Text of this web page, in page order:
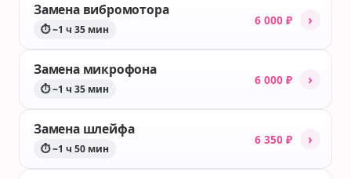
Замена вибромотора
⏱ ~1 ч 35 мин
6 000 ₽ ›
Замена микрофона
⏱ ~1 ч 35 мин
6 000 ₽ ›
Замена шлейфа
⏱ ~1 ч 50 мин
6 350 ₽ ›